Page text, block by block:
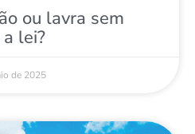
ou lavra sem
lei?
de 2025